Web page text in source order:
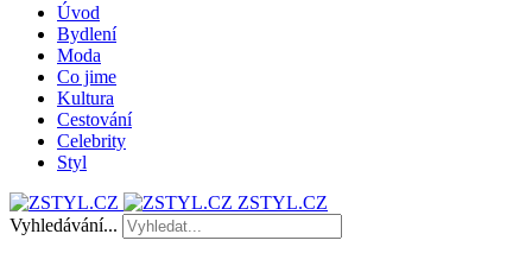
Úvod
Bydlení
Moda
Co jime
Kultura
Cestování
Celebrity
Styl
ZSTYL.CZ
Vyhledávání...